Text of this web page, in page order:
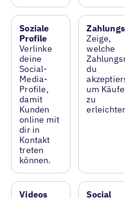
Soziale
Profile
Verlinke
deine
Social-
Media-
Profile,
damit
Kunden
online mit
dir in
Kontakt
treten
können.
Zeige,
welche
du
um Käufe
zu
Videos
Social